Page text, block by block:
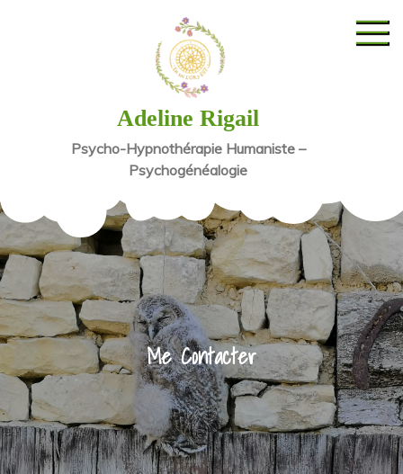
Adeline Rigail
Psycho-Hypnothérapie Humaniste –
Psychogénéalogie
Me Contacter